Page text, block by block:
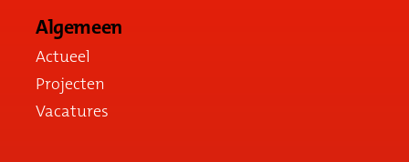
Algemeen
Actueel
Projecten
Vacatures